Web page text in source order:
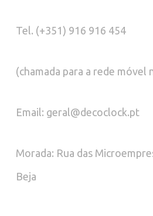
Tel. (+351) 916 916 454
(chamada para a rede móvel
Email: geral@decoclock.pt
Morada: Rua das
Beja